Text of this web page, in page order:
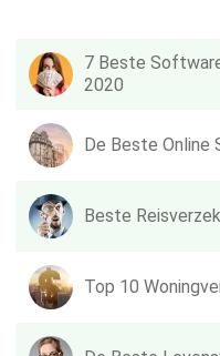
7 Beste
2020
De Beste Online
Beste
Top 10